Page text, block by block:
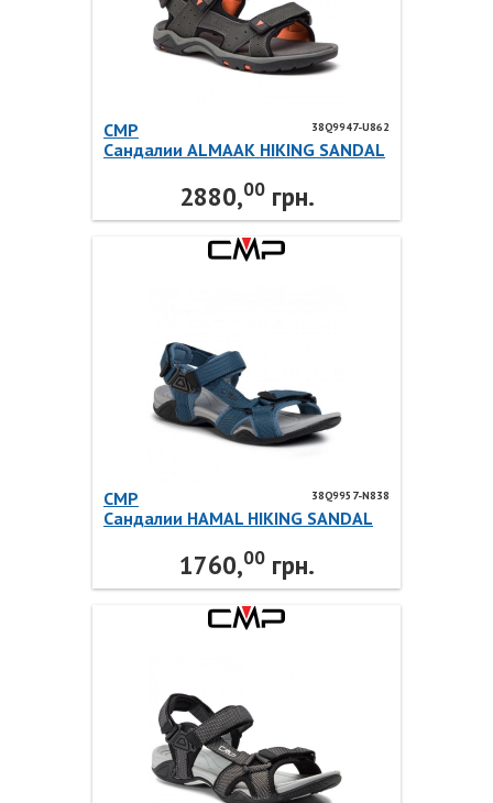
38Q9947-U862
CMP
Сандалии ALMAAK HIKING SANDAL
2880,00грн.
38Q9957-N838
CMP
Сандалии HAMAL HIKING SANDAL
1760,00грн.